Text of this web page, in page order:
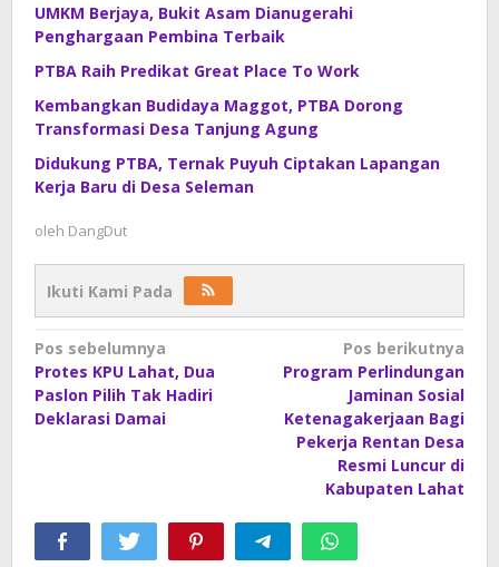
UMKM Berjaya, Bukit Asam Dianugerahi
Penghargaan Pembina Terbaik
PTBA Raih Predikat Great Place To Work
Kembangkan Budidaya Maggot, PTBA Dorong
Transformasi Desa Tanjung Agung
Didukung PTBA, Ternak Puyuh Ciptakan Lapangan
Kerja Baru di Desa Seleman
oleh DangDut
Ikuti Kami Pada
Navigasi
pos
Pos sebelumnya
Protes KPU Lahat, Dua
Paslon Pilih Tak Hadiri
Deklarasi Damai
Pos berikutnya
Program Perlindungan
Jaminan Sosial
Ketenagakerjaan Bagi
Pekerja Rentan Desa
Resmi Luncur di
Kabupaten Lahat